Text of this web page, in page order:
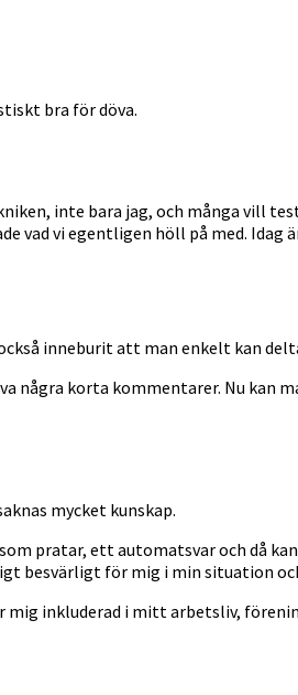
bra för döva.
inte bara jag, och många vill
vad vi egentligen höll på med.
inneburit att man enkelt kan
några korta kommentarer. Nu kan
mycket kunskap.
pratar, ett automatsvar och då
besvärligt för mig i min situation
inkluderad i mitt arbetsliv,